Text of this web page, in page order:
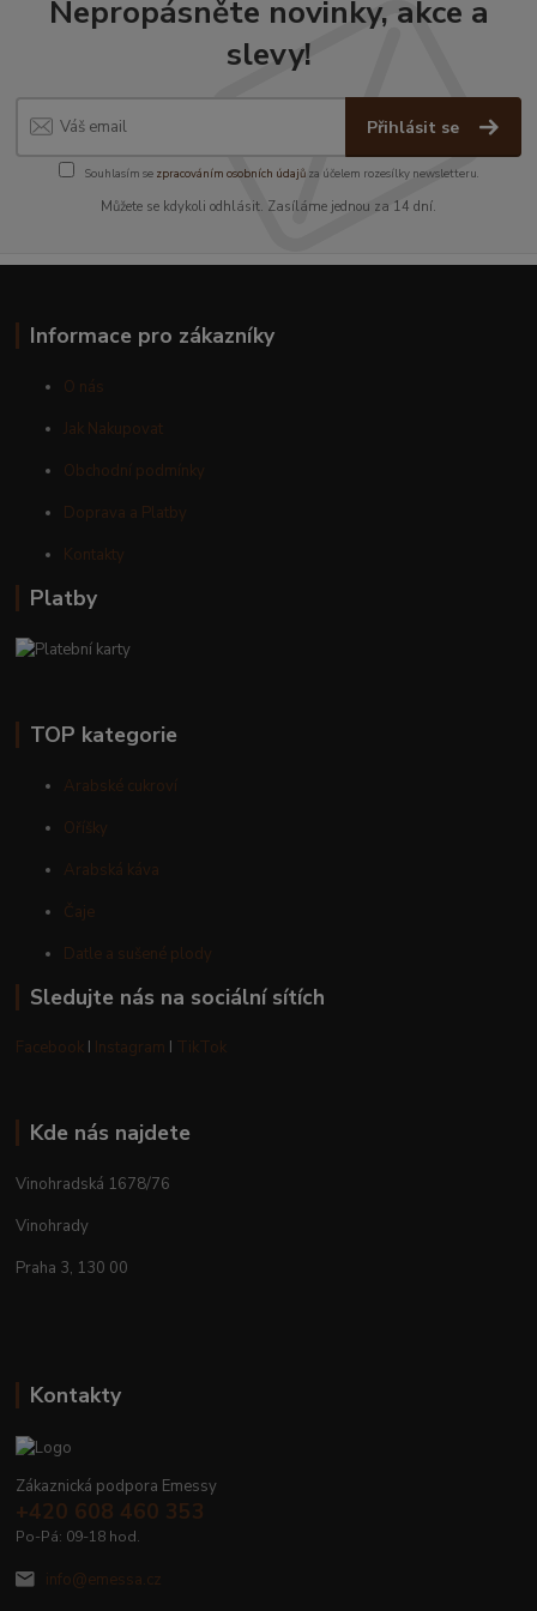
Nepropásněte novinky, akce a
slevy!
Přihlásit se
Souhlasím se zpracováním osobních údajůza účelem rozesílky newsletteru.
Můžete se kdykoli odhlásit. Zasíláme jednou za 14 dní.
Informace pro zákazníky
O nás
Jak Nakupovat
Obchodní podmínky
Doprava a Platby
Kontakty
Platby
TOP kategorie
Arabské cukroví
Oříšky
Arabská káva
Čaje
Datle a sušené plody
Sledujte nás na sociální sítích
Facebook I Instagram I TikTok
Kde nás najdete
Vinohradská 1678/76
Vinohrady
Praha 3, 130 00
Kontakty
Zákaznická podpora Emessy
+420 608 460 353
Po-Pá: 09-18 hod.
info@emessa.cz